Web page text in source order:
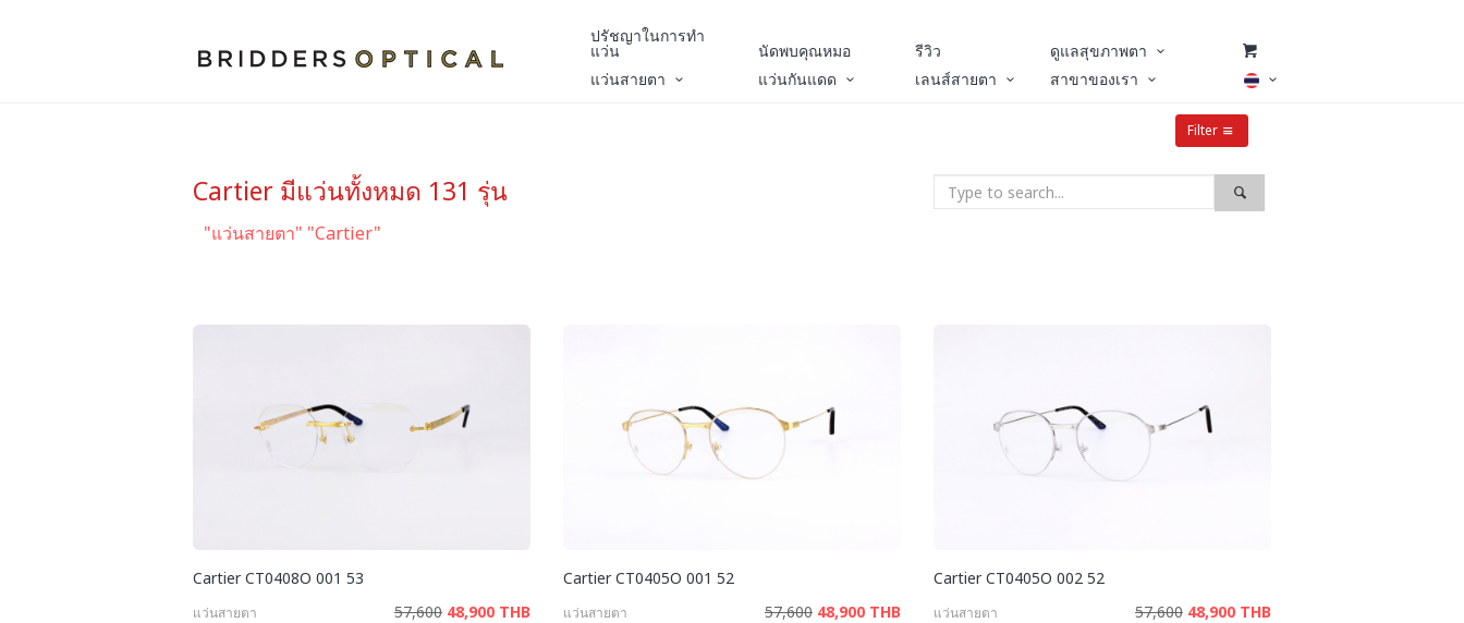
ปรัชญาในการทำ
แว่น นัดพบคุณหมอ รีวิว
ดูแลสุขภาพตา
แว่นสายตา
แว่นกันแดด เลนส์สายตา สาขาของเรา
Filter
Cartier มีแว่นทั้งหมด 131 รุ่น
"แว่นสายตา" "Cartier"
Cartier CT0408O 001 53
แว่นสายตา 57,600 48,900 THB
Cartier CT0405O 001 52
แว่นสายตา 57,600 48,900 THB
Cartier CT0405O 002 52
แว่นสายตา 57,600 48,900 THB